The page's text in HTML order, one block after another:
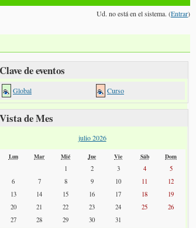
Ud. no está en el sistema. (Entrar)
Clave de eventos
Global Curso
Vista de Mes
julio 2026
Lun Mar Mié Jue Vie Sáb
Dom
1
2 3 4
5
6
7 8 9 10 11
12
13
14 15 16 17 18
19
20
21 22 23 24 25
26
27
28 29 30 31